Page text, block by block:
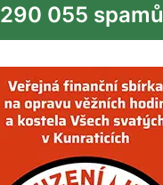
290 055 spamů